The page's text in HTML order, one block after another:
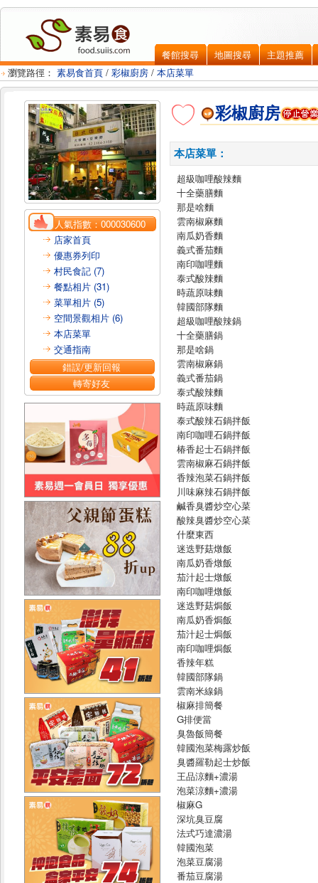
餐館搜尋 地圖搜尋
主題推薦
瀏覽路徑： 素易食首頁 / 彩椒廚房 / 本店菜單
人氣指數：000030600
店家首頁
優惠券列印
村民食記 (7)
餐點相片 (31)
菜單相片 (5)
空間景觀相片 (6)
本店菜單
交通指南
錯誤/更新回報
轉寄好友
彩椒廚房
本店菜單：
超級咖哩酸辣麵
十全藥膳麵
那是啥麵
雲南椒麻麵
南瓜奶香麵
義式番茄麵
南印咖哩麵
泰式酸辣麵
時蔬原味麵
韓國部隊麵
超級咖哩酸辣鍋
十全藥膳鍋
那是啥鍋
雲南椒麻鍋
義式番茄鍋
泰式酸辣麵
時蔬原味麵
泰式酸辣石鍋拌飯
南印咖哩石鍋拌飯
椿香起士石鍋拌飯
雲南椒麻石鍋拌飯
香辣泡菜石鍋拌飯
川味麻辣石鍋拌飯
鹹香臭醬炒空心菜
酸辣臭醬炒空心菜
什麼東西
迷迭野菇燉飯
南瓜奶香燉飯
茄汁起士燉飯
南印咖哩燉飯
迷迭野菇焗飯
南瓜奶香焗飯
茄汁起士焗飯
南印咖哩焗飯
香辣年糕
韓國部隊鍋
雲南米線鍋
椒麻排簡餐
G排便當
臭魯飯簡餐
韓國泡菜梅露炒飯
臭醬羅勒起士炒飯
王品涼麵+濃湯
泡菜涼麵+濃湯
椒麻G
深坑臭豆腐
法式巧達濃湯
韓國泡菜
泡菜豆腐湯
番茄豆腐湯